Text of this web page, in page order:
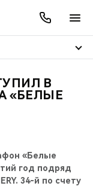
В
«БЕЛЫЕ
«Белые
год подряд
34-й по счету